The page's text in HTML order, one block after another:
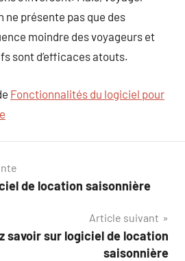
ne présente pas que des
moindre des voyageurs et
sont d’efficaces atouts.
Fonctionnalités du logiciel pour
de location saisonnière
Article suivant
savoir sur logiciel de location
saisonnière